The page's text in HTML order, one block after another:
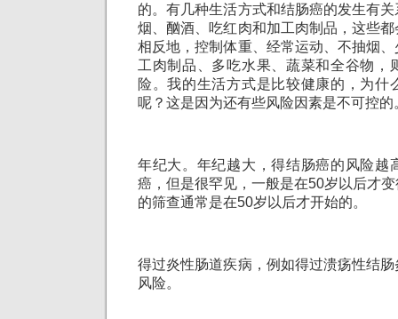
的。有几种生活方式和结肠癌的发生有
烟、酗酒、吃红肉和加工肉制品，这些
相反地，控制体重、经常运动、不抽烟
工肉制品、多吃水果、蔬菜和全谷物，
险。我的生活方式是比较健康的，为什
呢？这是因为还有些风险因素是不可控
年纪大。年纪越大，得结肠癌的风险越
癌，但是很罕见，一般是在50岁以后才
的筛查通常是在50岁以后才开始的。
得过炎性肠道疾病，例如得过溃疡性结
风险。